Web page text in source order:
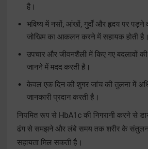
है।
भविष्य में नसों, आंखों, गुर्दों और हृदय पर पड़ने
जोखिम का आकलन करने में सहायक होती है।
उपचार और जीवनशैली में किए गए बदलावों
जानने में मदद करती है।
केवल एक दिन की शुगर जांच की तुलना में
जानकारी प्रदान करती है।
नियमित रूप से HbA1c की निगरानी करने से
ढंग से समझने और लंबे समय तक शरीर के संतुलन
सहायता मिल सकती है।